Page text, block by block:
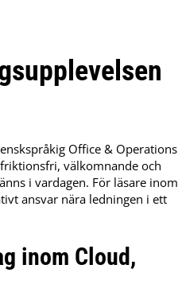
Office & Operations
välkomnande och
i vardagen. För läsare inom
ansvar nära ledningen i ett
inom Cloud,